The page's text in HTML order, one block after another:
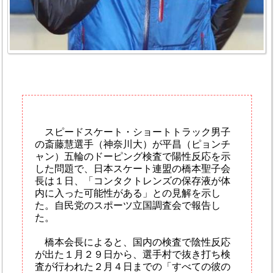
スピードスケート・ショートトラック男子
の斎藤慧選手（神奈川大）が平昌（ピョンチ
ャン）五輪のドーピング検査で陽性反応を示
した問題で、日本スケート連盟の橋本聖子会
長は１日、「コンタクトレンズの保存液が体
内に入った可能性がある」との見解を示し
た。自民党のスポーツ立国調査会で報告し
た。
橋本会長によると、国内の検査で陰性反応
が出た１月２９日から、選手村で抜き打ち検
査が行われた２月４日までの「すべての彼の